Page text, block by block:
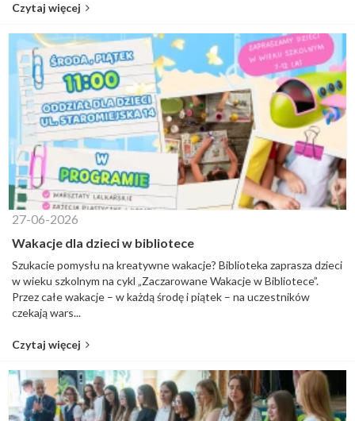
Czytaj więcej
27-06-2026
Wakacje dla dzieci w bibliotece
Szukacie pomysłu na kreatywne wakacje? Biblioteka zaprasza dzieci
w wieku szkolnym na cykl „Zaczarowane Wakacje w Bibliotece”.
Przez całe wakacje – w każdą środę i piątek – na uczestników
czekają wars...
Czytaj więcej